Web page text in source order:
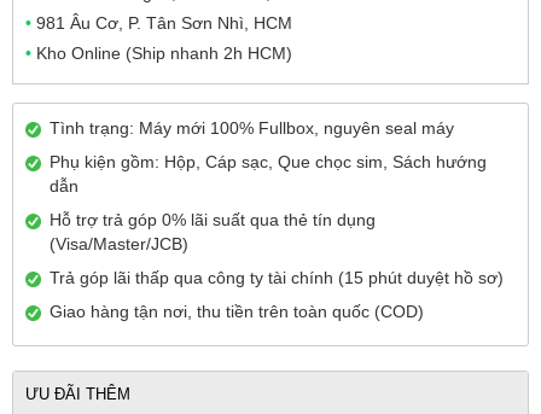
• 981 Âu Cơ, P. Tân Sơn Nhì, HCM
• Kho Online (Ship nhanh 2h HCM)
Tình trạng: Máy mới 100% Fullbox, nguyên seal máy
Phụ kiện gồm: Hộp, Cáp sạc, Que chọc sim, Sách hướng
dẫn
Hỗ trợ trả góp 0% lãi suất qua thẻ tín dụng
(Visa/Master/JCB)
Trả góp lãi thấp qua công ty tài chính (15 phút duyệt hồ sơ)
Giao hàng tận nơi, thu tiền trên toàn quốc (COD)
ƯU ĐÃI THÊM